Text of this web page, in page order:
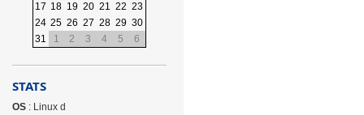
17 18 19 20 21 22 23
24 25 26 27 28 29 30
31
1 2 3 4 5 6
STATS
OS: Linux d